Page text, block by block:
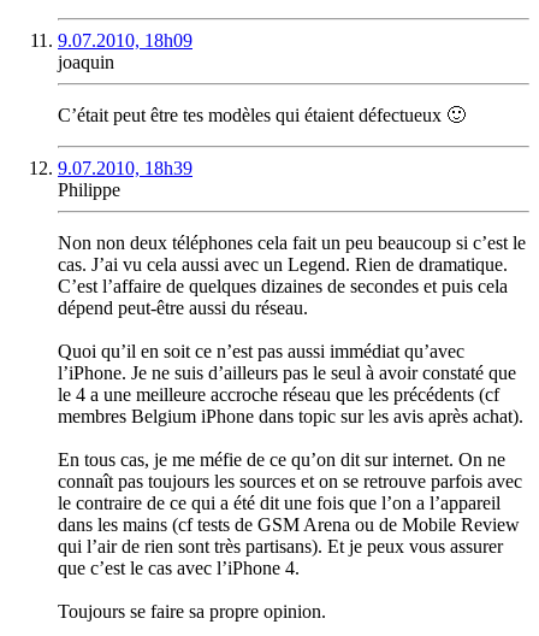
9.07.2010, 18h09
joaquin
C’était peut être tes modèles qui étaient défectueux 🙂
9.07.2010, 18h39
Philippe
Non non deux téléphones cela fait un peu beaucoup si c’est le
cas. J’ai vu cela aussi avec un Legend. Rien de dramatique.
C’est l’affaire de quelques dizaines de secondes et puis cela
dépend peut-être aussi du réseau.
Quoi qu’il en soit ce n’est pas aussi immédiat qu’avec
l’iPhone. Je ne suis d’ailleurs pas le seul à avoir constaté que
le 4 a une meilleure accroche réseau que les précédents (cf
membres Belgium iPhone dans topic sur les avis après achat).
En tous cas, je me méfie de ce qu’on dit sur internet. On ne
connaît pas toujours les sources et on se retrouve parfois avec
le contraire de ce qui a été dit une fois que l’on a l’appareil
dans les mains (cf tests de GSM Arena ou de Mobile Review
qui l’air de rien sont très partisans). Et je peux vous assurer
que c’est le cas avec l’iPhone 4.
Toujours se faire sa propre opinion.